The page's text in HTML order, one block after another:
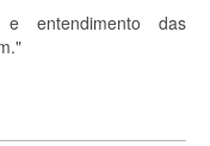
entendimento das